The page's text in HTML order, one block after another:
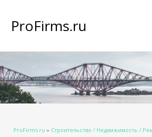
ProFirms.ru
Вы здесь
ProFirms.ru » Строительство / Недвижимость /